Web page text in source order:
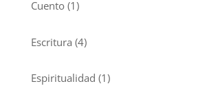
Cuento(1)
Escritura (4)
Espiritualidad (1)